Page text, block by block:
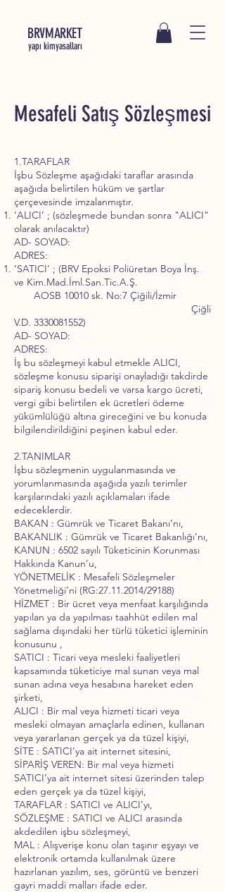
BRVMARKET
yapı kimyasalları
Mesafeli Satış Sözleşmesi
1.TARAFLAR
İşbu Sözleşme aşağıdaki taraflar arasında
aşağıda belirtilen hüküm ve şartlar
çerçevesinde imzalanmıştır.
‘ALICI’ ; (sözleşmede bundan sonra "ALICI"
olarak anılacaktır)
AD- SOYAD:
ADRES:
‘SATICI’ ; (BRV Epoksi Poliüretan Boya İnş.
ve Kim.Mad.İml.San.Tic.A.Ş.
AOSB 10010 sk. No:7 Çiğili/İzmir
Çiğli
V.D. 3330081552)
AD- SOYAD:
ADRES:
İş bu sözleşmeyi kabul etmekle ALICI,
sözleşme konusu siparişi onayladığı takdirde
sipariş konusu bedeli ve varsa kargo ücreti,
vergi gibi belirtilen ek ücretleri ödeme
yükümlülüğü altına gireceğini ve bu konuda
bilgilendirildiğini peşinen kabul eder.
2.TANIMLAR
İşbu sözleşmenin uygulanmasında ve
yorumlanmasında aşağıda yazılı terimler
karşılarındaki yazılı açıklamaları ifade
edeceklerdir.
BAKAN : Gümrük ve Ticaret Bakanı’nı,
BAKANLIK : Gümrük ve Ticaret Bakanlığı’nı,
KANUN : 6502 sayılı Tüketicinin Korunması
Hakkında Kanun’u,
YÖNETMELİK : Mesafeli Sözleşmeler
Yönetmeliği’ni (RG:27.11.2014/29188)
HİZMET : Bir ücret veya menfaat karşılığında
yapılan ya da yapılması taahhüt edilen mal
sağlama dışındaki her türlü tüketici işleminin
konusunu ,
SATICI : Ticari veya mesleki faaliyetleri
kapsamında tüketiciye mal sunan veya mal
sunan adına veya hesabına hareket eden
şirketi,
ALICI : Bir mal veya hizmeti ticari veya
mesleki olmayan amaçlarla edinen, kullanan
veya yararlanan gerçek ya da tüzel kişiyi,
SİTE : SATICI’ya ait internet sitesini,
SİPARİŞ VEREN: Bir mal veya hizmeti
SATICI’ya ait internet sitesi üzerinden talep
eden gerçek ya da tüzel kişiyi,
TARAFLAR : SATICI ve ALICI’yı,
SÖZLEŞME : SATICI ve ALICI arasında
akdedilen işbu sözleşmeyi,
MAL : Alışverişe konu olan taşınır eşyayı ve
elektronik ortamda kullanılmak üzere
hazırlanan yazılım, ses, görüntü ve benzeri
gayri maddi malları ifade eder.